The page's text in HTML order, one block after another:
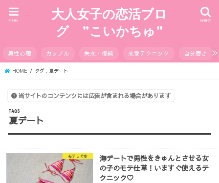
大人女子の恋活ブロ
グ ”こいかちゅ”
search
menu
男性心理 カップル 失恋・復縁 恋愛テクニック 自分磨き
HOME タグ : 夏デート
当サイトのコンテンツには広告が含まれる場合があります
夏デート
モテしぐさ
海デートで男性をきゅんとさせる女
の子のモテ仕草！いますぐ使えるテ
クニック♡